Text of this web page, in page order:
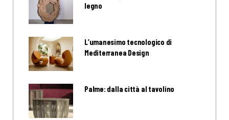
legno
L’umanesimo tecnologico di
Mediterranea Design
Palme: dalla città al tavolino